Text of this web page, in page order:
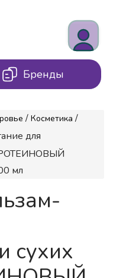
Бренды
/ Косметика /
для
мл
сухих